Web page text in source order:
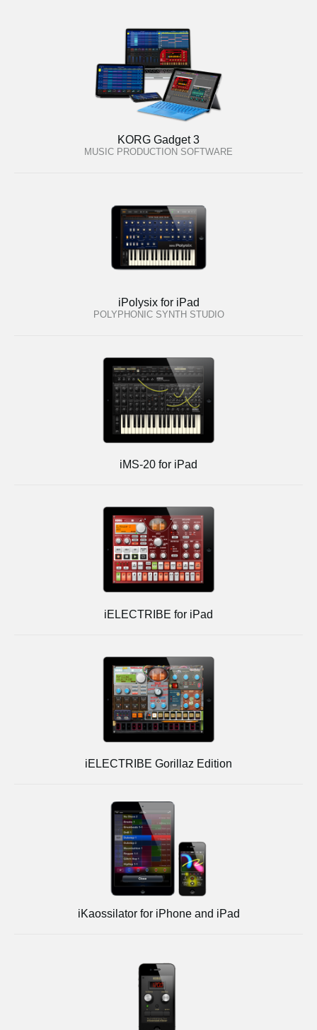
KORG Gadget 3
MUSIC PRODUCTION SOFTWARE
iPolysix for iPad
POLYPHONIC SYNTH STUDIO
iMS-20 for iPad
iELECTRIBE for iPad
iELECTRIBE Gorillaz Edition
iKaossilator for iPhone and iPad